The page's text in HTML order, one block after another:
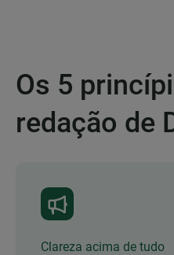
Os 5
redação de
Clareza acima de tudo